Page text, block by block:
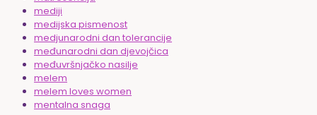
mediji
medijska pismenost
medjunarodni dan tolerancije
međunarodni dan djevojčica
međuvršnjačko nasilje
melem
melem loves women
mentalna snaga